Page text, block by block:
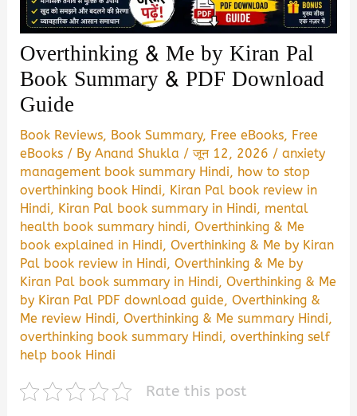
Overthinking & Me by Kiran Pal
Book Summary & PDF Download
Guide
Book Reviews, Book Summary, Free eBooks, Free
eBooks / ByAnand Shukla /जून 12, 2026 /anxiety
management book summary Hindi, how to stop
overthinking book Hindi, Kiran Pal book review in
Hindi, Kiran Pal book summary in Hindi, mental
health book summary hindi,Overthinking & Me
book explained in Hindi,Overthinking & Me by Kiran
Pal book review in Hindi,Overthinking & Me by
Kiran Pal book summary in Hindi,Overthinking & Me
by Kiran Pal PDF download guide,Overthinking &
Me review Hindi,Overthinking & Me summary Hindi,
overthinking book summary Hindi,overthinking self
help book Hindi
Rate this post